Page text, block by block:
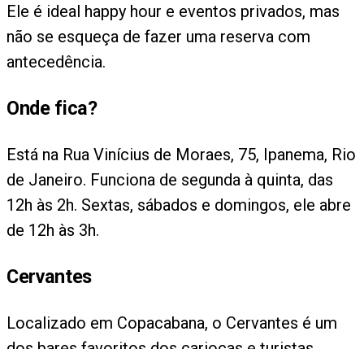
Ele é ideal happy hour e eventos privados, mas
não se esqueça de fazer uma reserva com
antecedência.
Onde fica?
Está na Rua Vinícius de Moraes, 75, Ipanema, Rio
de Janeiro. Funciona de segunda à quinta, das
12h às 2h. Sextas, sábados e domingos, ele abre
de 12h às 3h.
Cervantes
Localizado em Copacabana, o Cervantes é um